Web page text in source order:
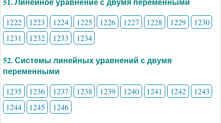
1222 1223 1224 1225 1226 1227 1228 1229
1230
1231
1232 1233 1234
52. Системы линейных уравнений с двумя
переменными
1235 1236 1237 1238 1239 1240 1241 1242
1243
1244
1245 1246